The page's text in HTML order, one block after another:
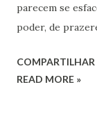
parecem se
poder, de
alto incentivo
o objetivo de
COMPARTILHAR
READ MORE »